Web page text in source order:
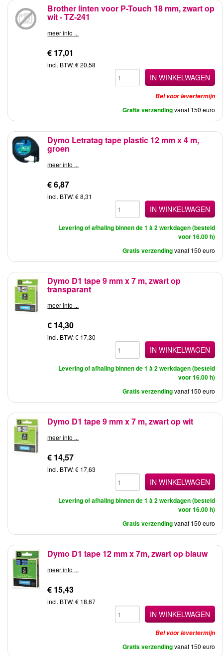
Brother linten voor P-Touch 18 mm, zwart op
wit - TZ-241
meer info ...
€ 17,01
incl. BTW: € 20,58
IN WINKELWAGEN
Bel voor levertermijn
Gratis verzendingvanaf 150 euro
Dymo Letratag tape plastic 12 mm x 4 m,
groen
meer info ...
€ 6,87
incl. BTW: € 8,31
IN WINKELWAGEN
Levering of afhaling binnen de 1 à 2 werkdagen (besteld
voor 16.00 h)
Gratis verzendingvanaf 150 euro
Dymo D1 tape 9 mm x 7 m, zwart op
transparant
meer info ...
€ 14,30
incl. BTW: € 17,30
IN WINKELWAGEN
Levering of afhaling binnen de 1 à 2 werkdagen (besteld
voor 16.00 h)
Gratis verzendingvanaf 150 euro
Dymo D1 tape 9 mm x 7 m, zwart op wit
meer info ...
€ 14,57
incl. BTW: € 17,63
IN WINKELWAGEN
Levering of afhaling binnen de 1 à 2 werkdagen (besteld
voor 16.00 h)
Gratis verzendingvanaf 150 euro
Dymo D1 tape 12 mm x 7m, zwart op blauw
meer info ...
€ 15,43
incl. BTW: € 18,67
IN WINKELWAGEN
Bel voor levertermijn
Gratis verzendingvanaf 150 euro